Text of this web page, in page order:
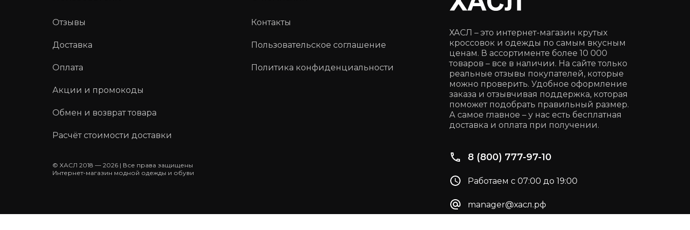
Отзывы
Доставка
Оплата
Акции и промокоды
Обмен и возврат товара
Расчёт стоимости доставки
© ХАСЛ 2018 — 2026 | Все права защищены
Интернет-магазин модной одежды и обуви
Контакты
Пользовательское соглашение
Политика конфиденциальности
ХАСЛ – это интернет-магазин крутых
кроссовок и одежды по самым вкусным
ценам. В ассортименте более 10 000
товаров – все в наличии. На сайте только
реальные отзывы покупателей, которые
можно проверить. Удобное оформление
заказа и отзывчивая поддержка, которая
поможет подобрать правильный размер.
А самое главное – у нас есть бесплатная
доставка и оплата при получении.
8 (800) 777-97-10
Работаем с 07:00 до 19:00
manager@хасл.рф